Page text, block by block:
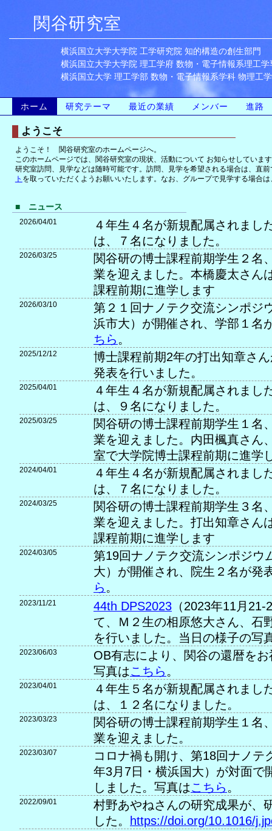
関谷研究室
横浜国立大学大学院 工学研究院 知的構造の創生部門
横浜国立大学大学院 理工学府 数物・電子情報系理工学
横浜国立大学 理工学部 数物・電子情報系学科 物理工
ホーム 研究テーマ 最近の業績 メンバー 進路
ようこそ
ようこそ！ 関谷研究室のホームページへ。
このホームページでは、関谷研究室の現状、活動について お知らせしていま
研究室訪問、見学などは随時可能です。訪問、見学を希望される場合は、直
ト を取っていただくようお願いいたします。なお、グループで見学する場合
■ ニュース
2026/04/01
４年生４名が新規配属されまし
は、７名になりました。
2026/03/25
関谷研の博士課程前期学生２名
業を迎えました。本橋慶太さん
課程前期に進学します
2026/03/10
第２１回ナノテク交流シンポジ
浜市大）が開催され、学部１名
ちら 。
2025/12/12
博士課程前期2年の打出知章さ
発表を行いました。
2025/04/01
４年生４名が新規配属されまし
は、９名になりました。
2025/03/25
関谷研の博士課程前期学生１名
業を迎えました。内田楓真さん
室で大学院博士課程前期に進学
2024/04/01
４年生４名が新規配属されまし
は、７名になりました。
2024/03/25
関谷研の博士課程前期学生３名
業を迎えました。打出知章さん
課程前期に進学します
2024/03/05
第19回ナノテク交流シンポジウ
大）が開催され、院生２名が発
ら 。
2023/11/21 44th DPS2023 （2023年11月
て、Ｍ２生の相原悠大さん、石
を行いました。当日の様子の写
2023/06/03
OB有志により、関谷の還暦を
写真はこちら 。
2023/04/01
４年生５名が新規配属されまし
は、１２名になりました。
2023/03/23
関谷研の博士課程前期学生１名
業を迎えました。
2023/03/07
コロナ禍も開け、第18回ナノテ
年3月7日・横浜国大）が対面で
しました。写真はこちら 。
2022/09/01
村野あやねさんの研究成果が、
した。
https://doi.org/10.1016/